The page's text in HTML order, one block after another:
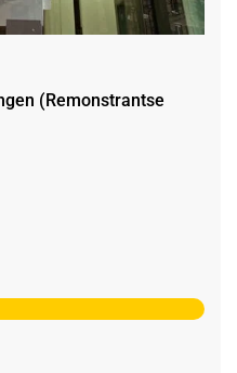
(Remonstrantse